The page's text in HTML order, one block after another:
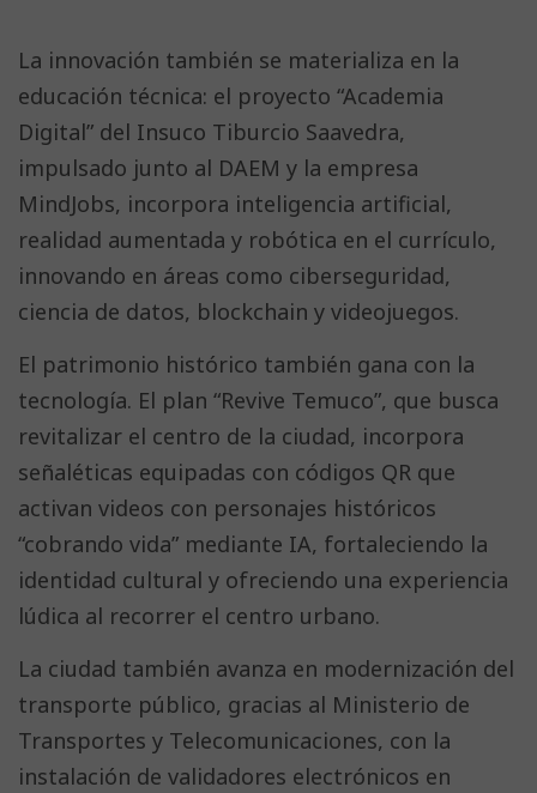
La innovación también se materializa en la
educación técnica: el proyecto “Academia
Digital” del Insuco Tiburcio Saavedra,
impulsado junto al DAEM y la empresa
MindJobs, incorpora inteligencia artificial,
realidad aumentada y robótica en el currículo,
innovando en áreas como ciberseguridad,
ciencia de datos, blockchain y videojuegos.
El patrimonio histórico también gana con la
tecnología. El plan “Revive Temuco”, que busca
revitalizar el centro de la ciudad, incorpora
señaléticas equipadas con códigos QR que
activan videos con personajes históricos
“cobrando vida” mediante IA, fortaleciendo la
identidad cultural y ofreciendo una experiencia
lúdica al recorrer el centro urbano.
La ciudad también avanza en modernización del
transporte público, gracias al Ministerio de
Transportes y Telecomunicaciones, con la
instalación de validadores electrónicos en